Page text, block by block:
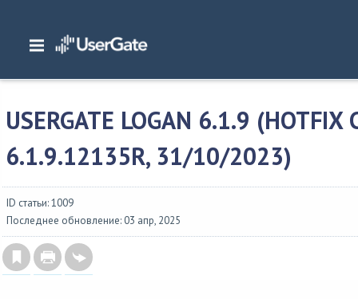
Главная/ Описание версий/UserGate 6.x
6.1.9 (hotfix сборка 6.1.9.12135R, 31/10/2023)
USERGATE LOGAN 6.1.9
6.1.9.12135R, 31/10/2023)
ID статьи: 1009
Последнее обновление: 03 апр, 2025